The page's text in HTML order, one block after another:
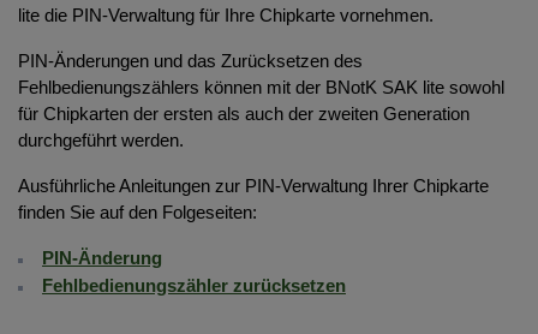
lite die PIN-Verwaltung für Ihre Chipkarte vornehmen.
PIN-Änderungen und das Zurücksetzen des
Fehlbedienungszählers können mit der BNotK SAK lite sowohl
für Chipkarten der ersten als auch der zweiten Generation
durchgeführt werden.
Ausführliche Anleitungen zur PIN-Verwaltung Ihrer Chipkarte
finden Sie auf den Folgeseiten:
PIN-Änderung
Fehlbedienungszähler zurücksetzen